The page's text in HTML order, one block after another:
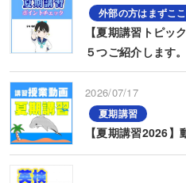
外部の方はまずこ
【夏期講習トピッ
５つご紹介します。
2026/07/17
夏期講習
【夏期講習2026